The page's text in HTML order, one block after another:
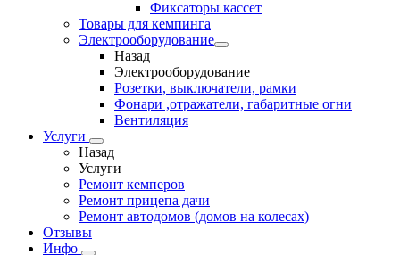
Фиксаторы кассет
Товары для кемпинга
Электрооборудование
Назад
Электрооборудование
Розетки, выключатели, рамки
Фонари ,отражатели, габаритные огни
Вентиляция
Услуги
Назад
Услуги
Ремонт кемперов
Ремонт прицепа дачи
Ремонт автодомов (домов на колесах)
Отзывы
Инфо